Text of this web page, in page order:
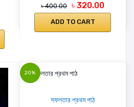
৳ 400.00 ৳ 320.00
ADD TO CART
20%
সফলতার প্রথম পাঠ